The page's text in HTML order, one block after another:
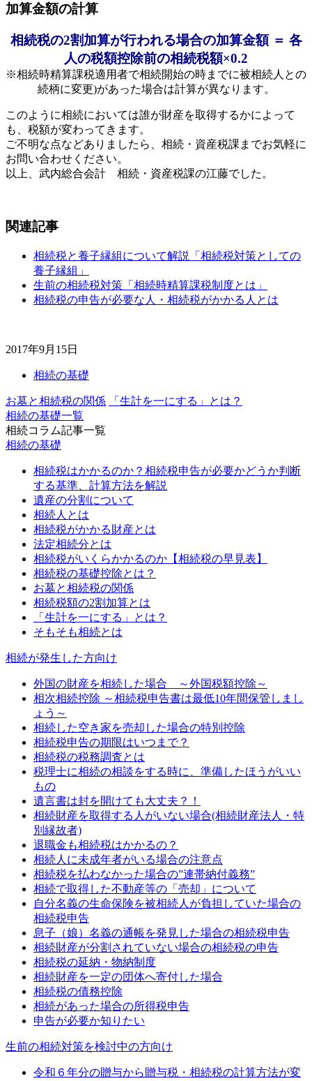
加算金額の計算
相続税の2割加算が行われる場合の加算金額 ＝ 各
人の税額控除前の相続税額×0.2
※相続時精算課税適用者で相続開始の時までに被相続人との
続柄に変更)があった場合は計算が異なります。
このように相続においては誰が財産を取得するかによって
も、税額が変わってきます。
ご不明な点などありましたら、相続・資産税課までお気軽に
お問い合わせください。
以上、武内総合会計 相続・資産税課の江藤でした。
関連記事
相続税と養子縁組について解説「相続税対策としての
養子縁組」
生前の相続税対策「相続時精算課税制度とは」
相続税の申告が必要な人・相続税がかかる人とは
2017年9月15日
相続の基礎
お墓と相続税の関係
「生計を一にする」とは？
相続の基礎一覧
相続コラム記事一覧
相続の基礎
相続税はかかるのか？相続税申告が必要かどうか判断
する基準、計算方法を解説
遺産の分割について
相続人とは
相続税がかかる財産とは
法定相続分とは
相続税がいくらかかるのか【相続税の早見表】
相続税の基礎控除とは？
お墓と相続税の関係
相続税額の2割加算とは
「生計を一にする」とは？
そもそも相続とは
相続が発生した方向け
外国の財産を相続した場合 ～外国税額控除～
相次相続控除 ～相続税申告書は最低10年間保管しまし
ょう～
相続した空き家を売却した場合の特別控除
相続税申告の期限はいつまで？
相続税の税務調査とは
税理士に相続の相談をする時に、準備したほうがいい
もの
遺言書は封を開けても大丈夫？！
相続財産を取得する人がいない場合(相続財産法人・特
別縁故者)
退職金も相続税はかかるの？
相続人に未成年者がいる場合の注意点
相続税を払わなかった場合の”連帯納付義務”
相続で取得した不動産等の「売却」について
自分名義の生命保険を被相続人が負担していた場合の
相続税申告
息子（娘）名義の通帳を発見した場合の相続税申告
相続財産が分割されていない場合の相続税の申告
相続税の延納・物納制度
相続財産を一定の団体へ寄付した場合
相続税の債務控除
相続があった場合の所得税申告
申告が必要か知りたい
生前の相続対策を検討中の方向け
令和６年分の贈与から贈与税・相続税の計算方法が変